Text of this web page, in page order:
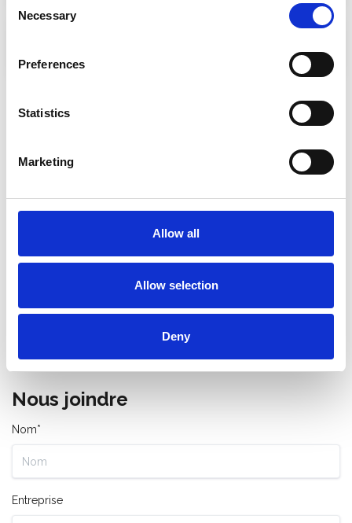
Selection
Necessary
Preferences
Statistics
Marketing
Allow all
Allow selection
Deny
Elerweg 57
3680 Maaseik
Numéro de TVA: BE 0831 621 481
Compte bancaire: BE21 0016 2853 3303
Nous joindre
Nom*
Entreprise